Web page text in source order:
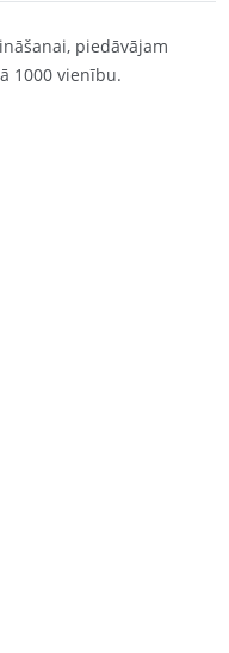
piedāvājam
1000 vienību.